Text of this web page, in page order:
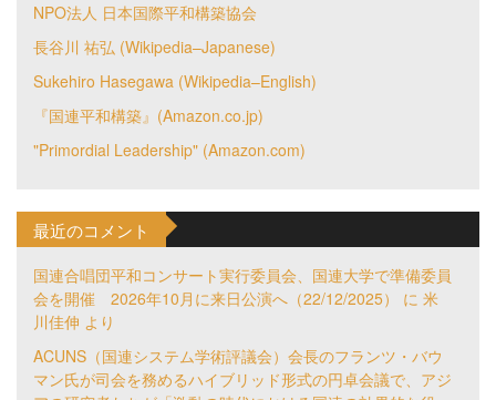
NPO法人 日本国際平和構築協会
長谷川 祐弘 (Wikipedia–Japanese)
Sukehiro Hasegawa (Wikipedia–English)
『国連平和構築』(Amazon.co.jp)
"Primordial Leadership" (Amazon.com)
最近のコメント
国連合唱団平和コンサート実行委員会、国連大学で準備委員
会を開催 2026年10月に来日公演へ（22/12/2025）
に 米
川佳伸 より
ACUNS（国連システム学術評議会）会長のフランツ・バウ
マン氏が司会を務めるハイブリッド形式の円卓会議で、アジ